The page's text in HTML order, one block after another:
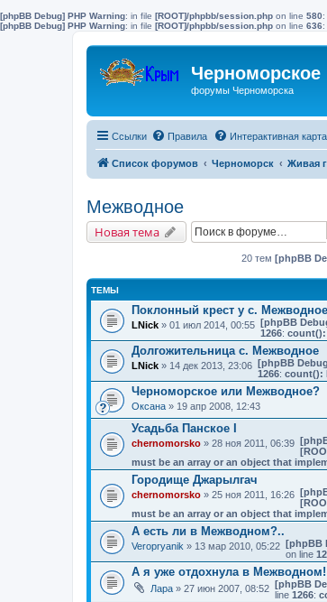
[phpBB Debug] PHP Warning: in file [ROOT]/phpbb/session.php on line 580:
[phpBB Debug] PHP Warning: in file [ROOT]/phpbb/session.php on line 636:
Черноморское
форумы Черноморска
Ссылки Правила Интерактивная карта
Список форумов Черноморск Живая
Межводное
Новая тема
20 тем [phpBB
ТЕМЫ
Поклонный крест у с. Межводное
LNick » 01 июл 2014, 00:55 [phpBB
1266: count():
Долгожительница с. Межводное
LNick » 14 дек 2013, 23:06 [phpBB
1266: count():
Черноморское или Межводное?
Оксана » 19 апр 2008, 12:43
Усадьба Панское I
chernomorsko » 28 ноя 2011, 06:39
must be an array or an object that
Городище Джарылгач
chernomorsko » 25 ноя 2011, 16:26
must be an array or an object that
А есть ли в Межводном?..
Veropryanik » 13 мар 2010, 05:22 [phpBB
on line
А я уже отдохнула в Межводном!
Лара » 27 июн 2007, 08:52 [phpBB
line 1266: